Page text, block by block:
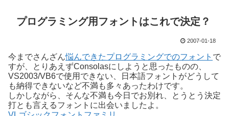
プログラミング用フォントはこれで決定？
2007-01-18
今までさんざん悩んできたプログラミングでのフォント で
すが、とりあえずConsolasにしようと思ったものの、
VS2003/VB6で使用できない、日本語フォントがどうして
も納得できないなど不満も多々あったわけです。
しかしながら、そんな不満も今日でお別れ、とうとう決定
打とも言えるフォントに出会いましたよ。